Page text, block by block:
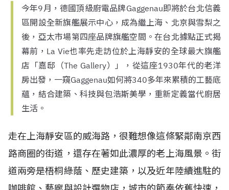
今年9月，德國頂級廚電品牌Gaggenau即將於台北信義
區開設全新旗艦展示中心，成為繼上海、北京與雪梨之
後，亞太市場第四座品牌旗艦空間。在台北據點正式揭
幕前，La Vie也率先走訪位於上海靜安的全球最大旗艦
店「嘉邸（The Gallery）」，從這座1930年代的老洋
房出發，一窺Gaggenau如何將340多年來累積的工藝底
蘊，結合建築、科技與包浩斯美學，重新定義當代廚居
生活。
走在上海靜安區的威海路，很難想像這條緊鄰南京西
路商圈的街道，還存在著如此濃厚的老上海風景。街
道兩旁是梧桐綠蔭、歷史建築，以及近年陸續進駐的